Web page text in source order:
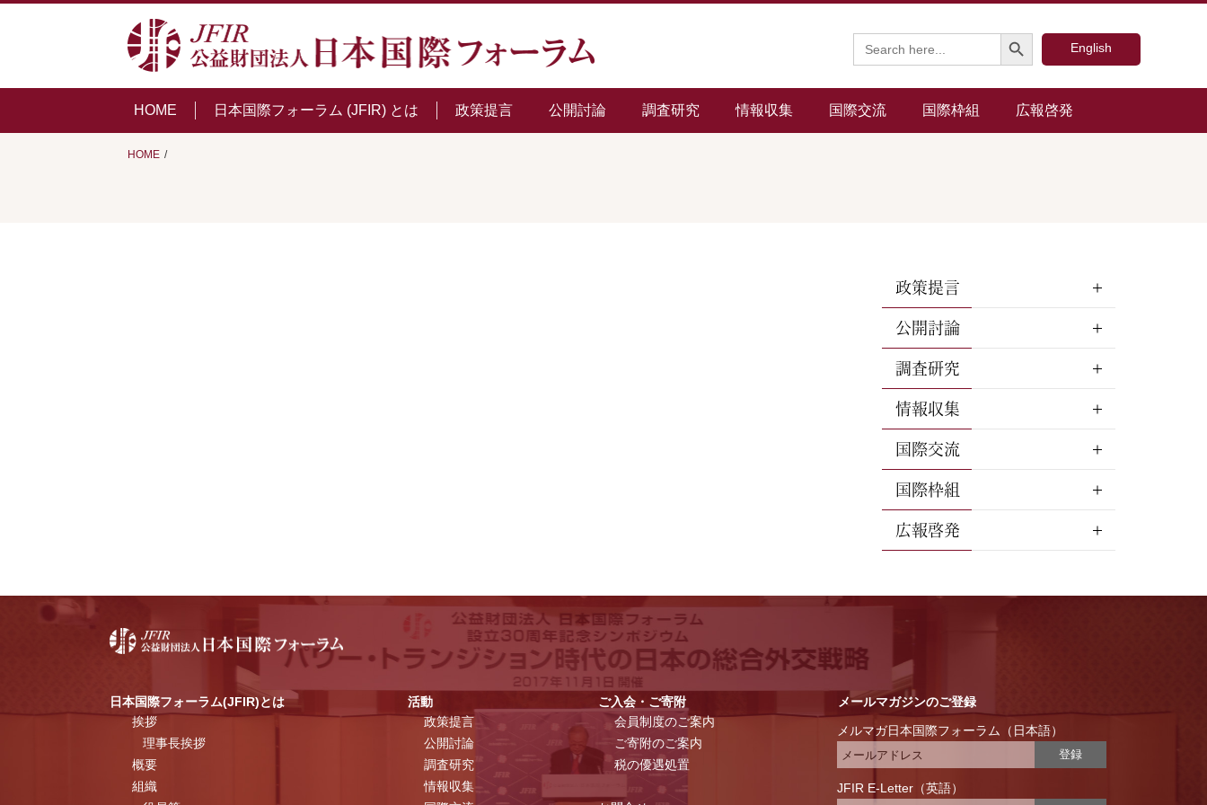
Search
for:
Search Button
English
HOME 日本国際フォーラム (JFIR) とは 政策提言 公開討論 調査研究 情報収集 国際交流 国際枠組 広報啓発
HOME
政策提言
公開討論
調査研究
情報収集
国際交流
国際枠組
広報啓発
日本国際フォーラム(JFIR)とは
挨拶
理事長挨拶
概要
組織
活動
政策提言
公開討論
調査研究
情報収集
ご入会・ご寄附
会員制度のご案内
ご寄附のご案内
税の優遇処置
メールマガジンのご登録
メルマガ日本国際フォーラム（日本語）
登録
JFIR E-Letter（英語）